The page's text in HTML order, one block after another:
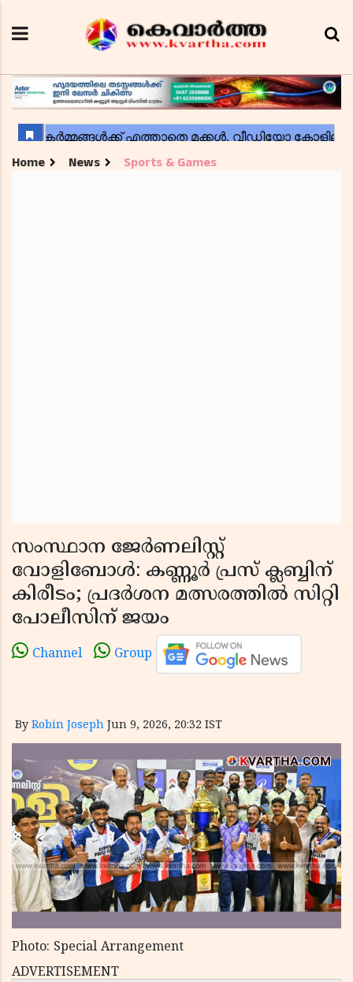
Home News Sports & Games
സംസ്ഥാന ജേർണലിസ്റ്റ്
വോളിബോൾ: കണ്ണൂർ പ്രസ് ക്ലബ്ബിന്
കിരീടം; പ്രദർശന മത്സരത്തിൽ സിറ്റി
പോലീസിന് ജയം
Channel Group
By Robin Joseph Jun 9, 2026, 20:32 IST
Photo: Special Arrangement
ADVERTISEMENT